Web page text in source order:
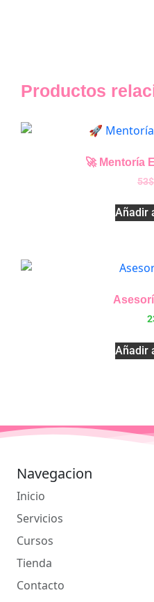
Productos
🚀 Mentoría
53$
Añadir
Añadir
Navegacion
Inicio
Servicios
Cursos
Tienda
Contacto